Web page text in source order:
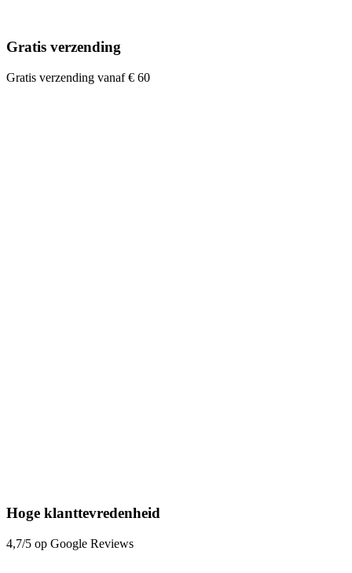
Gratis verzending
Gratis verzending vanaf € 60
Hoge klanttevredenheid
4,7/5 op Google Reviews